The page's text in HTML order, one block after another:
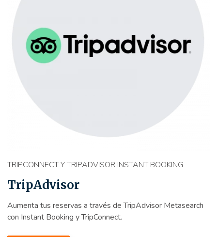
TRIPCONNECT Y TRIPADVISOR INSTANT BOOKING
TripAdvisor
Aumenta tus reservas a través de TripAdvisor Metasearch
con Instant Booking y TripConnect.